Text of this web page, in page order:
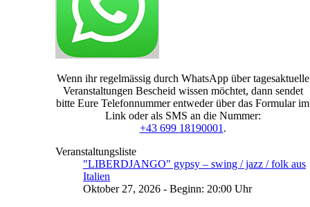
Wenn ihr regelmässig durch WhatsApp über tagesaktuelle
Veranstaltungen Bescheid wissen möchtet, dann sendet
bitte Eure Telefonnummer entweder über das Formular im
Link oder als SMS an die Nummer:
+43 699 18190001 .
Veranstaltungsliste
"LIBERDJANGO" gypsy – swing / jazz / folk aus
Italien
Oktober 27, 2026 - Beginn: 20:00 Uhr